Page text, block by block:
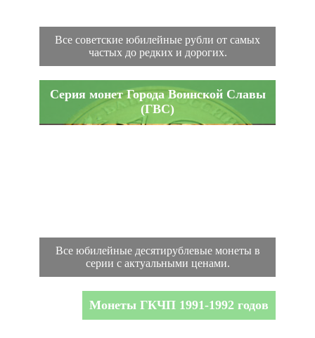
Все советские юбилейные рубли от самых
частых до редких и дорогих.
Серия монет Города Воинской Славы
(ГВС)
Все юбилейные десятирублевые монеты в
серии с актуальными ценами.
Монеты ГКЧП 1991-1992 годов